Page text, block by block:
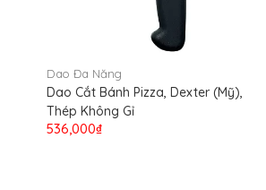
Dao Đa Năng
Dao Cắt Bánh Pizza, Dexter (Mỹ),
Thép Không Gỉ
536,000₫